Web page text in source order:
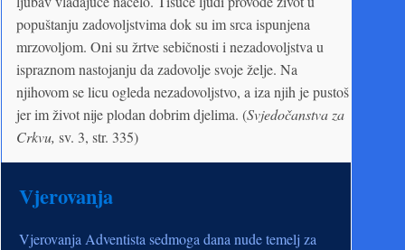
popuštanju zadovoljstvima dok su im srca ispunjena
mrzovoljom. Oni su žrtve sebičnosti i nezadovoljstva u
ispraznom nastojanju da zadovolje svoje želje. Na
njihovom se licu ogleda nezadovoljstvo, a iza njih je pustoš
jer im život nije plodan dobrim djelima. (Svjedočanstva za
Crkvu, sv. 3, str. 335)
Vjerovanja
Vjerovanja Adventista sedmoga dana nude temelj za